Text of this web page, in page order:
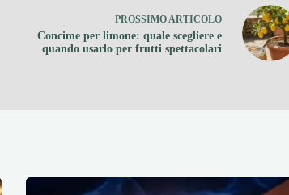
PROSSIMOARTICOLO
Concime per limone: quale scegliere e
quando usarlo per frutti spettacolari